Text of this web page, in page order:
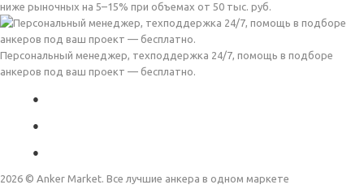
ниже рыночных на 5–15% при объемах от 50 тыс. руб.
Персональный менеджер, техподдержка 24/7, помощь в подборе
анкеров под ваш проект — бесплатно.
2026 © Anker Market. Все лучшие анкера в одном маркете